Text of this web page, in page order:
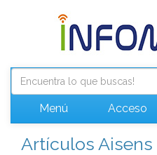
Menú Acceso
Artículos Aisens